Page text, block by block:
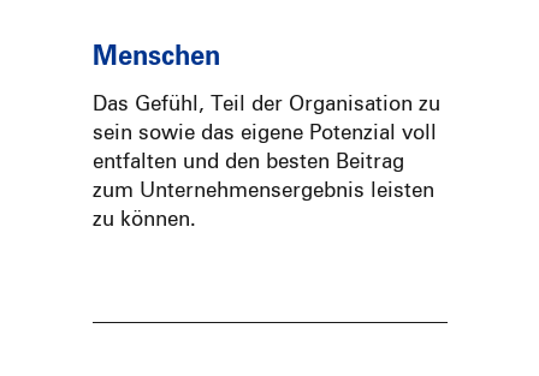
Menschen
Das Gefühl, Teil der Organisation zu
sein sowie das eigene Potenzial voll
entfalten und den besten Beitrag
zum Unternehmensergebnis leisten
zu können.